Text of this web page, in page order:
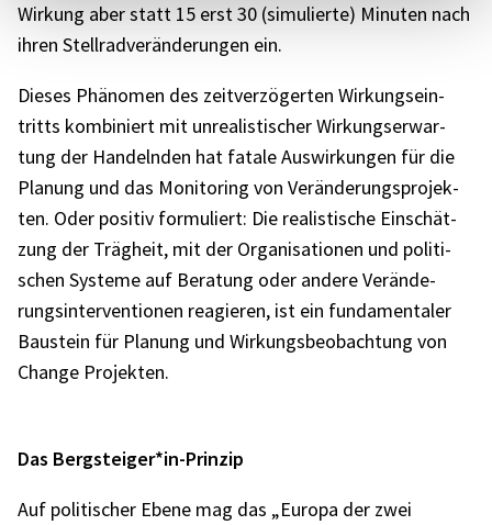
Wirkung aber statt 15 erst 30 (simu­lierte) Minu­ten nach
ihren Stell­rad­ver­än­de­run­gen ein.
Dieses Phäno­men des zeit­ver­zö­ger­ten Wirkungs­ein­
tritts kombi­niert mit unrea­lis­ti­scher Wirkungs­er­war­
tung der Handeln­den hat fatale Auswir­kun­gen für die
Planung und das Moni­to­ring von Verän­de­rungs­pro­jek­
ten. Oder posi­tiv formu­liert: Die realis­ti­sche Einschät­
zung der Träg­heit, mit der Orga­ni­sa­tio­nen und poli­ti­
schen Systeme auf Bera­tung oder andere Verän­de­
rungs­in­ter­ven­tio­nen reagie­ren, ist ein funda­men­ta­ler
Baustein für Planung und Wirkungs­be­ob­ach­tung von
Change Projek­ten.
Das Bergsteiger*in-Prinzip
Auf poli­ti­scher Ebene mag das „Europa der zwei